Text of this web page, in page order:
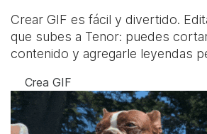
Crear GIF es fácil y divertido.
que subes a Tenor: puedes
contenido y agregarle leyendas
Crea GIF